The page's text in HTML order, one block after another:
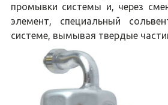
промывки системы и, через
элемент, специальный
системе, вымывая твердые